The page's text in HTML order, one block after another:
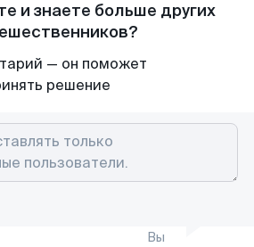
и знаете больше других
— он поможет
решение
Вы